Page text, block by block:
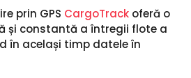
prin GPS CargoTrack oferă o
și constantă a întregii flote a
în același timp datele în